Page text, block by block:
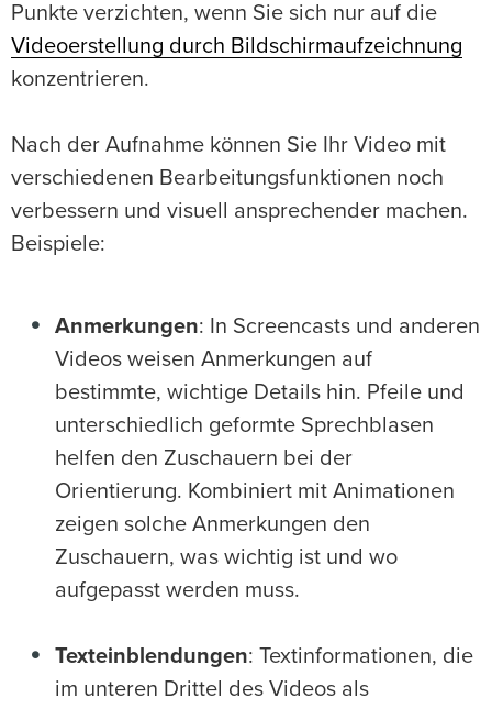
Punkte verzichten, wenn Sie sich nur auf die
Videoerstellung durch Bildschirmaufzeichnung
konzentrieren.
Nach der Aufnahme können Sie Ihr Video mit
verschiedenen Bearbeitungsfunktionen noch
verbessern und visuell ansprechender machen.
Beispiele:
Anmerkungen: In Screencasts und anderen
Videos weisen Anmerkungen auf
bestimmte, wichtige Details hin. Pfeile und
unterschiedlich geformte Sprechblasen
helfen den Zuschauern bei der
Orientierung. Kombiniert mit Animationen
zeigen solche Anmerkungen den
Zuschauern, was wichtig ist und wo
aufgepasst werden muss.
Texteinblendungen: Textinformationen, die
im unteren Drittel des Videos als